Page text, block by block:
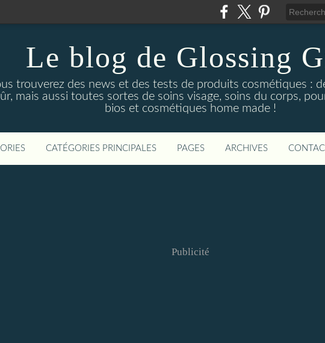
Le blog de Glossing
trouverez des news et des tests de produits cosmétiques :
mais aussi toutes sortes de soins visage, soins du corps,
bios et cosmétiques home made !
CATÉGORIES PRINCIPALES PAGES ARCHIVES
Publicité